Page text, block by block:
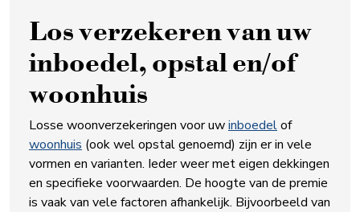
Los verzekeren van uw
inboedel, opstal en/of
woonhuis
Losse woonverzekeringen voor uwinboedelof
woonhuis (ook wel opstal genoemd) zijn er in vele
vormen en varianten. Ieder weer met eigen dekkingen
en specifieke voorwaarden. De hoogte van de premie
is vaak van vele factoren afhankelijk. Bijvoorbeeld van